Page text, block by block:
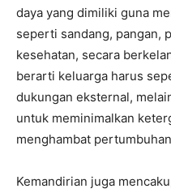
daya yang dimiliki guna
seperti sandang, pangan,
kesehatan, secara
berarti keluarga harus
dukungan eksternal,
untuk meminimalkan
menghambat
Kemandirian juga